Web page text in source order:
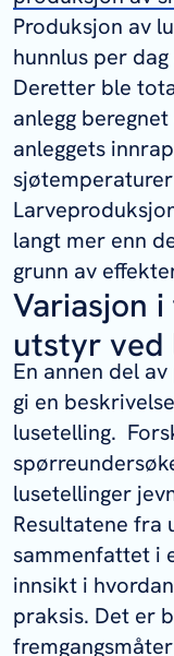
Produksjon av
hunnlus per
Deretter ble
anlegg
anleggets
langt mer enn
grunn av
Variasjon
utstyr ved
En annen del
gi en
lusetelling.
lusetellinger
Resultatene fra
sammenfattet i
innsikt i
praksis. Det er